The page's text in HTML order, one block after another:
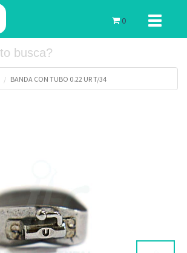
Toggle
0
BANDA CON TUBO 0.22 UR T/34